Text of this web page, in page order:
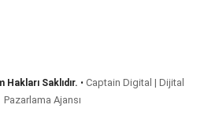
Saklıdır. • Captain Digital | Dijital
Pazarlama Ajansı